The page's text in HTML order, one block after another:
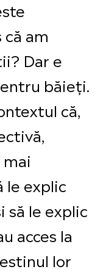
am
Dar e
băieți.
că,
le explic
să le explic
acces la
lor